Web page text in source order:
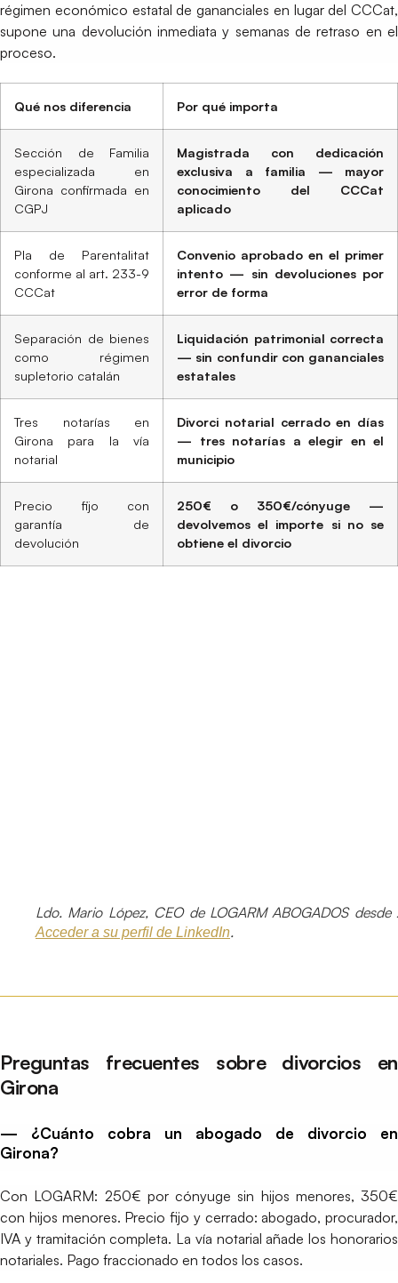
régimen económico estatal de gananciales en lugar del CCCat,
supone una devolución inmediata y semanas de retraso en el
proceso.
Qué nos diferencia Por qué importa
Sección de Familia
especializada en
Girona confirmada en
CGPJ
Magistrada con dedicación
exclusiva a familia — mayor
conocimiento del CCCat
aplicado
Pla de Parentalitat
conforme al art. 233-9
CCCat
Convenio aprobado en el primer
intento — sin devoluciones por
error de forma
Separación de bienes
como régimen
supletorio catalán
Liquidación patrimonial correcta
— sin confundir con gananciales
estatales
Tres notarías en
Girona para la vía
notarial
Divorci notarial cerrado en días
— tres notarías a elegir en el
municipio
Precio fijo con
garantía de
devolución
250€ o 350€/cónyuge —
devolvemos el importe si no se
obtiene el divorcio
Ldo. Mario López, CEO de LOGARM ABOGADOS
Acceder a su perfil de LinkedIn.
Preguntas frecuentes sobre divorcios en
Girona
— ¿Cuánto cobra un abogado de divorcio en
Girona?
Con LOGARM: 250€ por cónyuge sin hijos menores, 350€
con hijos menores. Precio fijo y cerrado: abogado, procurador,
IVA y tramitación completa. La vía notarial añade los honorarios
notariales. Pago fraccionado en todos los casos.